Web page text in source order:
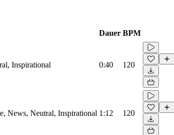
Dauer BPM
Inspirational 0:40 120
News, Neutral, Inspirational 1:12 120